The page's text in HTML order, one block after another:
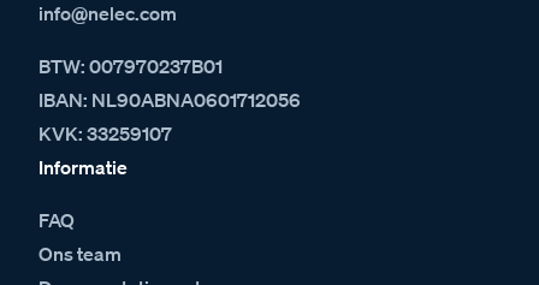
info@nelec.com
BTW: 007970237B01
IBAN: NL90ABNA0601712056
KVK: 33259107
Informatie
FAQ
Ons team